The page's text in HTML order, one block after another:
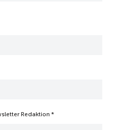
Redaktion *